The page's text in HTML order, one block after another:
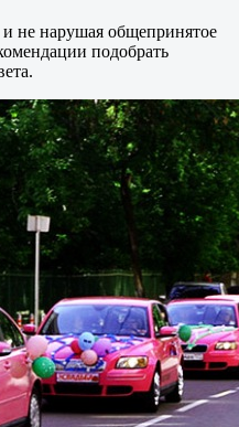
не нарушая общепринятое
подобрать